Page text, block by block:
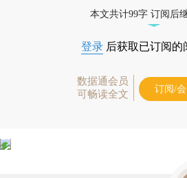
本文共计99字 订阅后
登录 后获取已订阅的
数据通会员
可畅读全文
订阅/